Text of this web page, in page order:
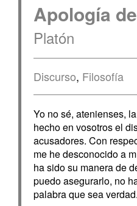
Apología
Platón
Discurso, Filosofía
Yo no sé, atenienses,
hecho en vosotros el
acusadores. Con
me he desconocido a
ha sido su manera de
puedo asegurarlo, no
palabra que sea verdad.